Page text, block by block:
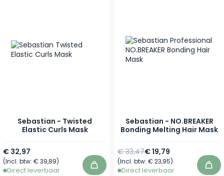
Sebastian - Twisted
Elastic Curls Mask
Vanaf
€ 32,97
(Incl. btw: € 39,89)
Direct leverbaar In winkelwagen
Sebastian - NO.BREAKER
Bonding Melting Hair Mask
Vanaf
€ 19,79
Normale prijs
€ 33,47
(Incl. btw: € 23,95)
Direct leverbaar In